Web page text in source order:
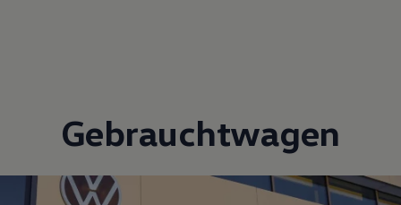
Gebrauchtwagen